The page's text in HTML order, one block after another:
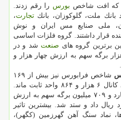
كه افت شاخص بورس را رقم زدند.
بانك ملت، گلوكوزان، بانك تجارت،
ملی صنایع مس ایران و نوش
قرار داشتند. گروه فلزات اساسی
برترین گروه های صنعت شد و در
گروه ۴۷۲ میلیون و ۶۵۴ هزار برگه سهم به ارزش چهار هزار و
شاخص فرابورس نیز بیش از ۱۶۹
واحد افزایش داشت و بر روی كانال ۶ هزار و ۸۶۴ واحد ثابت ماند.
همین طور در این بازار دو میلیارد و ۷۰۹ میلیون برگه سهم به ارزش
هزار و ۳۸۲ میلیارد ریال داد و ستد شد. بیشترین تاثیر
نماد سنگ آهن گهرزمین (كگهر)،